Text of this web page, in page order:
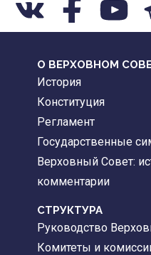
О ВЕРХОВНОМ
История
Конституция
Регламент
Государственные
Верховный Совет:
комментарии
CТРУКТУРА
Руководство
Комитеты и